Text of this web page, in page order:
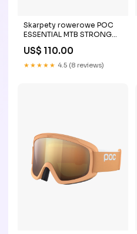
Skarpety rowerowe POC
ESSENTIAL MTB STRONG
Sock - Ur. Multi Black
spring15
US$ 110.00
★★★★★ 4.5 (8 reviews)